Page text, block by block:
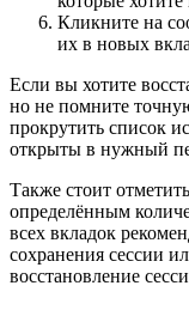
Кликните на
их в новых
Если вы хотите
но не помните
прокрутить список
открыты в нужный
Также стоит
определённым
всех вкладок
сохранения сессии
восстановление